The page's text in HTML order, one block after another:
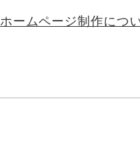
ホームページ制作につ